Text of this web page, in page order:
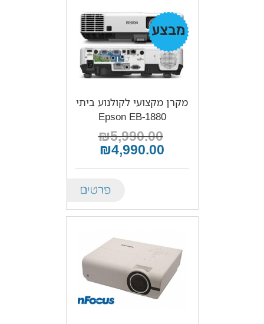
מקרן מקצועי לקולנוע ביתי
Epson EB-1880
₪5,990.00
₪4,990.00